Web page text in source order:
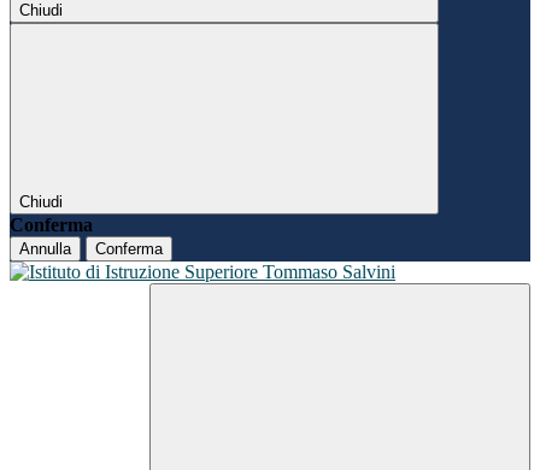
Chiudi
Chiudi
Conferma
Annulla Conferma